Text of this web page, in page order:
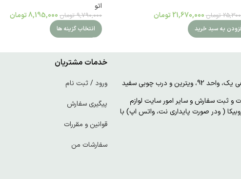
تومان21,670,000 تومان
به سبد خرید
اتو
9,790,000 تومان 8,195,000تومان
انتخاب گزینه ها
و درب چوبی سفید
ثبت سفارش و سایر امور سایت لوازم
( ودر صورت پایداری نت، واتس اپ) با
خدمات مشتریان
ورود / ثبت نام
پیگیری سفارش
قوانین و مقررات
سفارشات من